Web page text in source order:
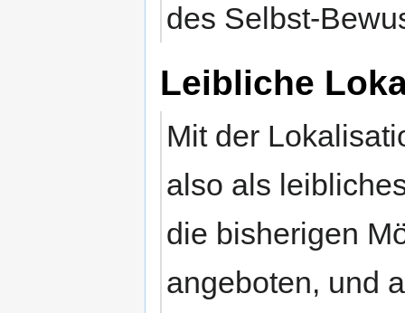
des Selbst-
Leibliche
Mit der
also als
die bisherigen
angeboten, und